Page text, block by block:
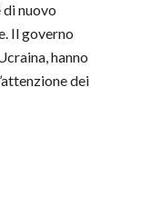
nuovo
Il governo
hanno
dei